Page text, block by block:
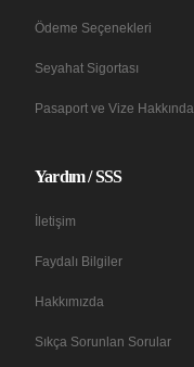
Ödeme Seçenekleri
Seyahat Sigortası
Pasaport ve Vize Hakkında
Yardım / SSS
İletişim
Faydalı Bilgiler
Hakkımızda
Sıkça Sorunlan Sorular